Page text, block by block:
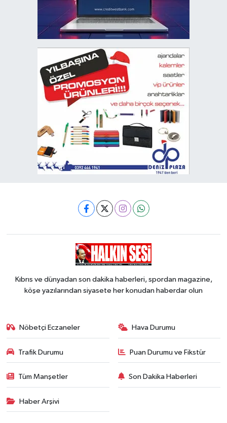
Kıbrıs ve dünyadan son dakika haberleri, spordan magazine,
köşe yazılarından siyasete her konudan haberdar olun
Nöbetçi Eczaneler Hava Durumu
Trafik Durumu Puan Durumu ve Fikstür
Tüm Manşetler Son Dakika Haberleri
Haber Arşivi